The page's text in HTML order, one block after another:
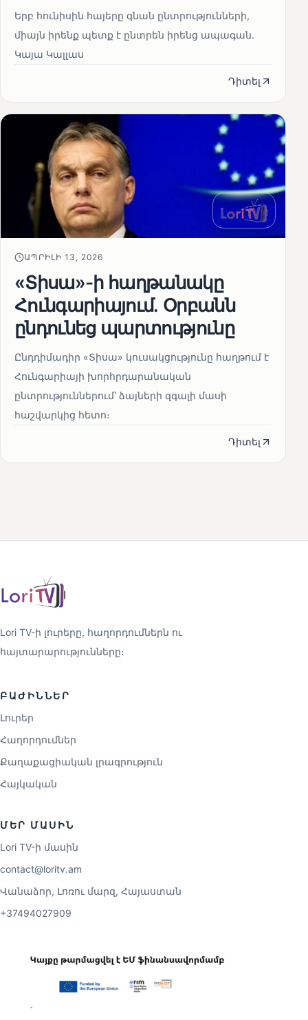
Երբ հունիսին հայերը գնան ընտրությունների,
միայն իրենք պետք է ընտրեն իրենց ապագան.
Կայա Կալլաս
Դիտել
ԱՊՐԻԼԻ 13, 2026
«Տիսա»-ի հաղթանակը
Հունգարիայում․ Օրբանն
ընդունեց պարտությունը
Ընդդիմադիր «Տիսա» կուսակցությունը հաղթում է
Հունգարիայի խորհրդարանական
ընտրություններում՝ ձայների զգալի մասի
հաշվարկից հետո։
Դիտել
Lori TV-ի լուրերը, հաղորդումներն ու
հայտարարությունները։
ԲԱԺԻՆՆԵՐ
Լուրեր
Հաղորդումներ
Քաղաքացիական լրագրություն
Հայկական
ՄԵՐ ՄԱՍԻՆ
Lori TV-ի մասին
contact@loritv.am
Վանաձոր, Լոռու մարզ, Հայաստան
+37494027909